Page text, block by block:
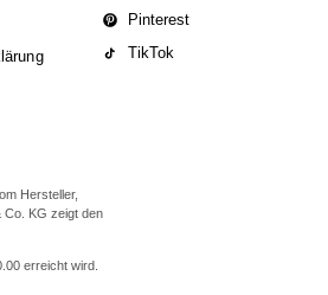
Hersteller,
Co. KG zeigt den
erreicht wird.
Pinterest
TikTok